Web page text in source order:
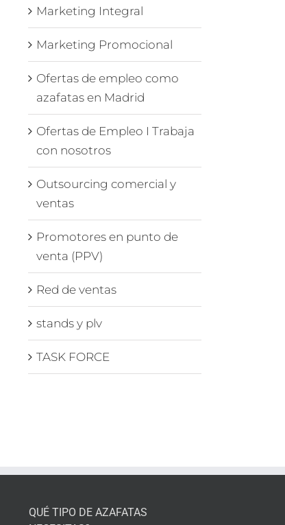
Marketing Integral
Marketing Promocional
Ofertas de empleo como
azafatas en Madrid
Ofertas de Empleo I Trabaja
con nosotros
Outsourcing comercial y
ventas
Promotores en punto de
venta (PPV)
Red de ventas
stands y plv
TASK FORCE
QUÉ TIPO DE AZAFATAS